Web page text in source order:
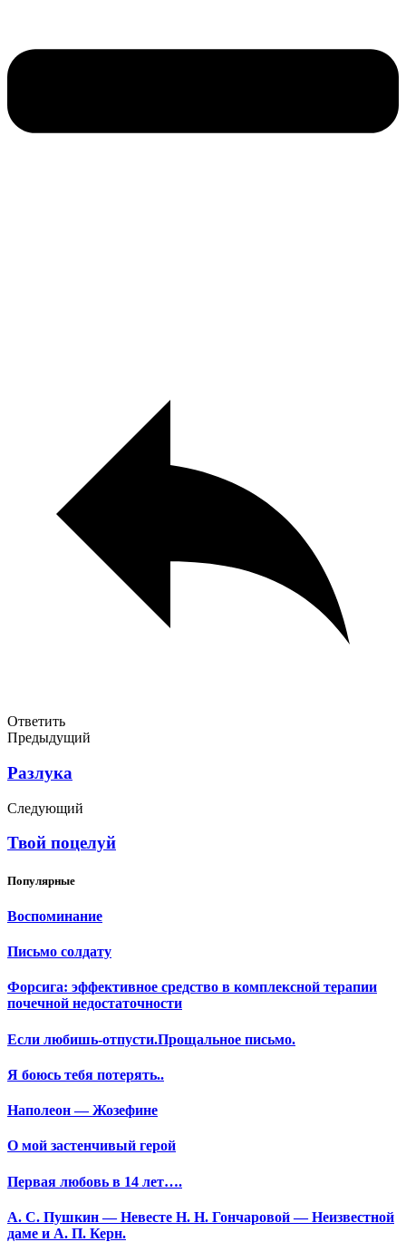
Ответить
Предыдущий
Разлука
Следующий
Твой поцелуй
Популярные
Воспоминание
Письмо солдату
Форсига: эффективное средство в комплексной терапии
почечной недостаточности
Если любишь-отпусти.Прощальное письмо.
Я боюсь тебя потерять..
Наполеон — Жозефине
О мой застенчивый герой
Первая любовь в 14 лет….
А. С. Пушкин — Невесте Н. Н. Гончаровой — Неизвестной
даме и А. П. Керн.